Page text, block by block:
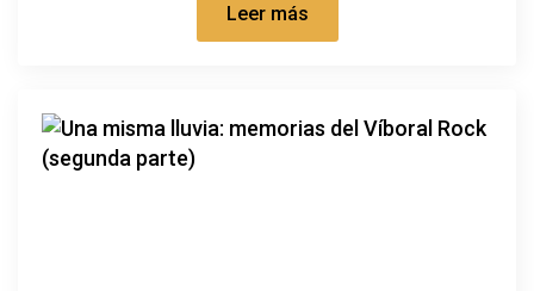
Leer más